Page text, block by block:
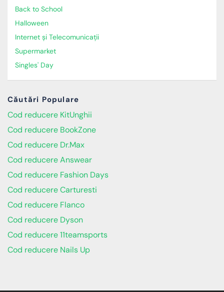
Back to School
Halloween
Internet și Telecomunicații
Supermarket
Singles' Day
Căutări Populare
Cod reducere KitUnghii
Cod reducere BookZone
Cod reducere Dr.Max
Cod reducere Answear
Cod reducere Fashion Days
Cod reducere Carturesti
Cod reducere Flanco
Cod reducere Dyson
Cod reducere 11teamsports
Cod reducere Nails Up